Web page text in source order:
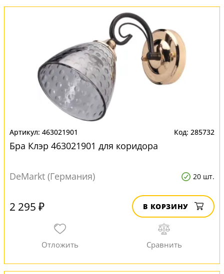
463021901 285732
Бра Клэр 463021901 для коридора
DeMarkt (Германия) 20 шт.
2 295 ₽ В КОРЗИНУ